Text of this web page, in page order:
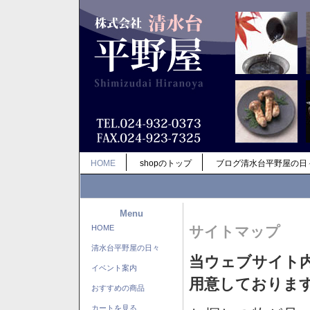
HOME shopのトップ ブログ清水台平野屋の日
Menu
HOME
清水台平野屋の日々
イベント案内
おすすめの商品
カートを見る
サイトマップ
当ウェブサイト
用意しておりま